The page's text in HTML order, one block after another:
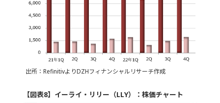
出所：RefinitivよりDZHフィナンシャルリサーチ作成
【図表8】イーライ・リリー（LLY）：株価チャート